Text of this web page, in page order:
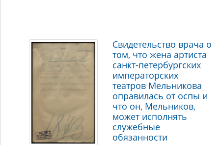
Свидетельство врача о
том, что жена артиста
санкт-петербургских
императорских
театров Мельникова
оправилась от оспы и
что он, Мельников,
может исполнять
служебные
обязанности